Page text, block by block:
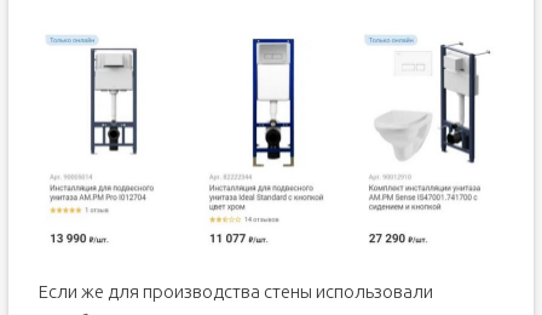
Если же для производства стены использовали